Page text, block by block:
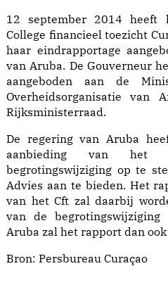
12 september 2014 heeft
College financieel toezicht
haar eindrapportage
van Aruba. De Gouverneur
aangeboden aan de
Overheidsorganisatie van
Rijksministerraad.
De regering van Aruba
aanbieding van het
begrotingswijziging op te
Advies aan te bieden. Het
van het Cft zal daarbij
van de
Aruba zal het rapport dan
Bron: Persbureau Curaçao